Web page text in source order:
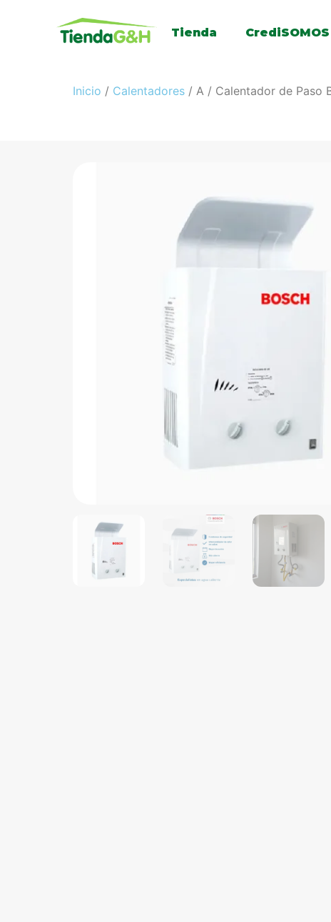
Tienda CrediSOMOS
Inicio / Calentadores / A / Calentador de Paso